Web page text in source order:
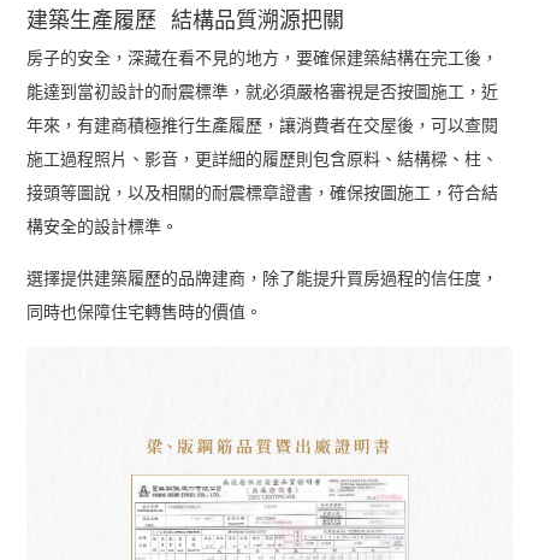
建築生產履歷 結構品質溯源把關
房子的安全，深藏在看不見的地方，要確保建築結構在完工後，
能達到當初設計的耐震標準，就必須嚴格審視是否按圖施工，近
年來，有建商積極推行生產履歷，讓消費者在交屋後，可以查閱
施工過程照片、影音， 更詳細的履歷則包含原料、結構樑、柱、
接頭等圖說，以及相關的耐震標章證書，確保按圖施工，符合結
構安全的設計標準。
選擇提供建築履歷的品牌建商，除了能提升買房過程的信任度，
同時也保障住宅轉售時的價值。